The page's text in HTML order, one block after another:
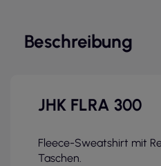
Beschreibung
JHK FLRA 300
Fleece-Sweatshirt mit
Taschen.